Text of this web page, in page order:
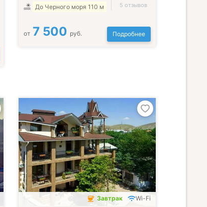
До Черного моря 110 м
5 отзывов
от 7 500 руб. Подробнее
Завтрак Wi-Fi